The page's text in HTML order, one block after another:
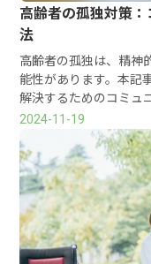
高齢者の孤独対策
法
高齢者の孤独は、精神
能性があります。本記
解決するためのコミュ
2024-11-19